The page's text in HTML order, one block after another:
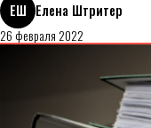
ЕШ Елена Штритер
26 февраля 2022